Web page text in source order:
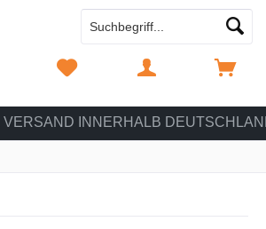
VERSAND INNERHALB